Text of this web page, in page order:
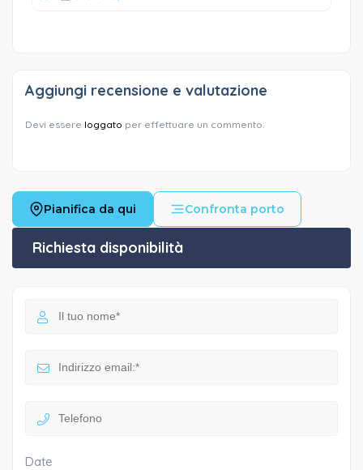
Aggiungi recensione e valutazione
Devi essere loggato per effettuare un commento.
Pianifica da qui Confronta porto
Richiesta disponibilità
Date